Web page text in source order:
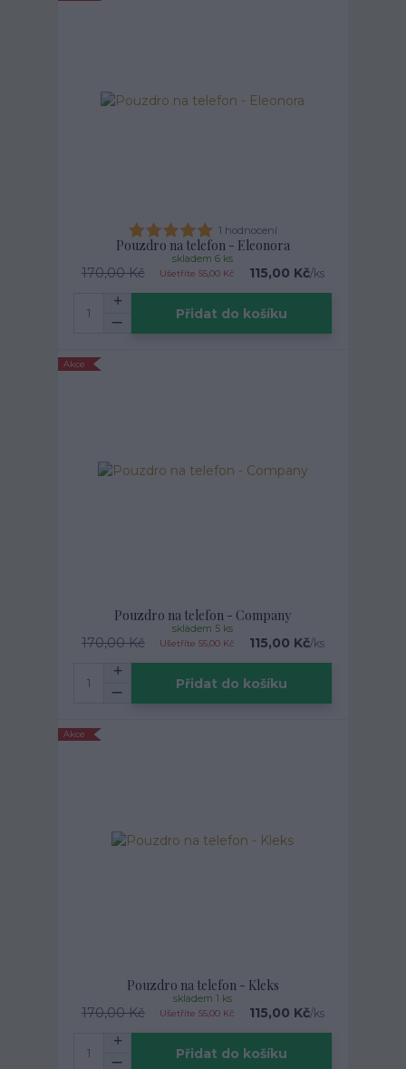
1 hodnocení
Pouzdro na telefon - Eleonora
170,00 Kč Ušetříte 55,00 Kč 115,00 Kč/ks
skladem 6 ks
Přidat do košíku
Akce
Pouzdro na telefon - Company
170,00 Kč Ušetříte 55,00 Kč 115,00 Kč/ks
skladem 5 ks
Přidat do košíku
Akce
Pouzdro na telefon - Kleks
170,00 Kč Ušetříte 55,00 Kč 115,00 Kč/ks
skladem 1 ks
Přidat do košíku